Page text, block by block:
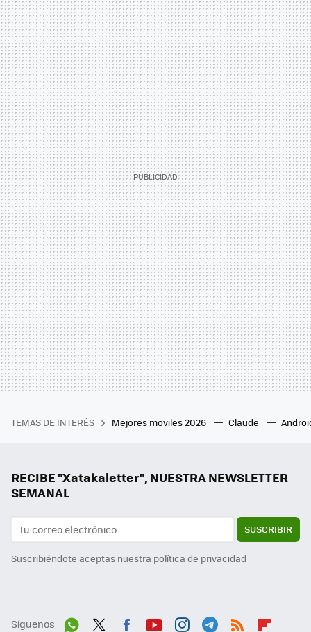
TEMAS DE INTERÉS Mejores moviles 2026 Claude
RECIBE "Xatakaletter", NUESTRA NEWSLETTER
SEMANAL
SUSCRIBIR
Suscribiéndote aceptas nuestra política de privacidad
Síguenos